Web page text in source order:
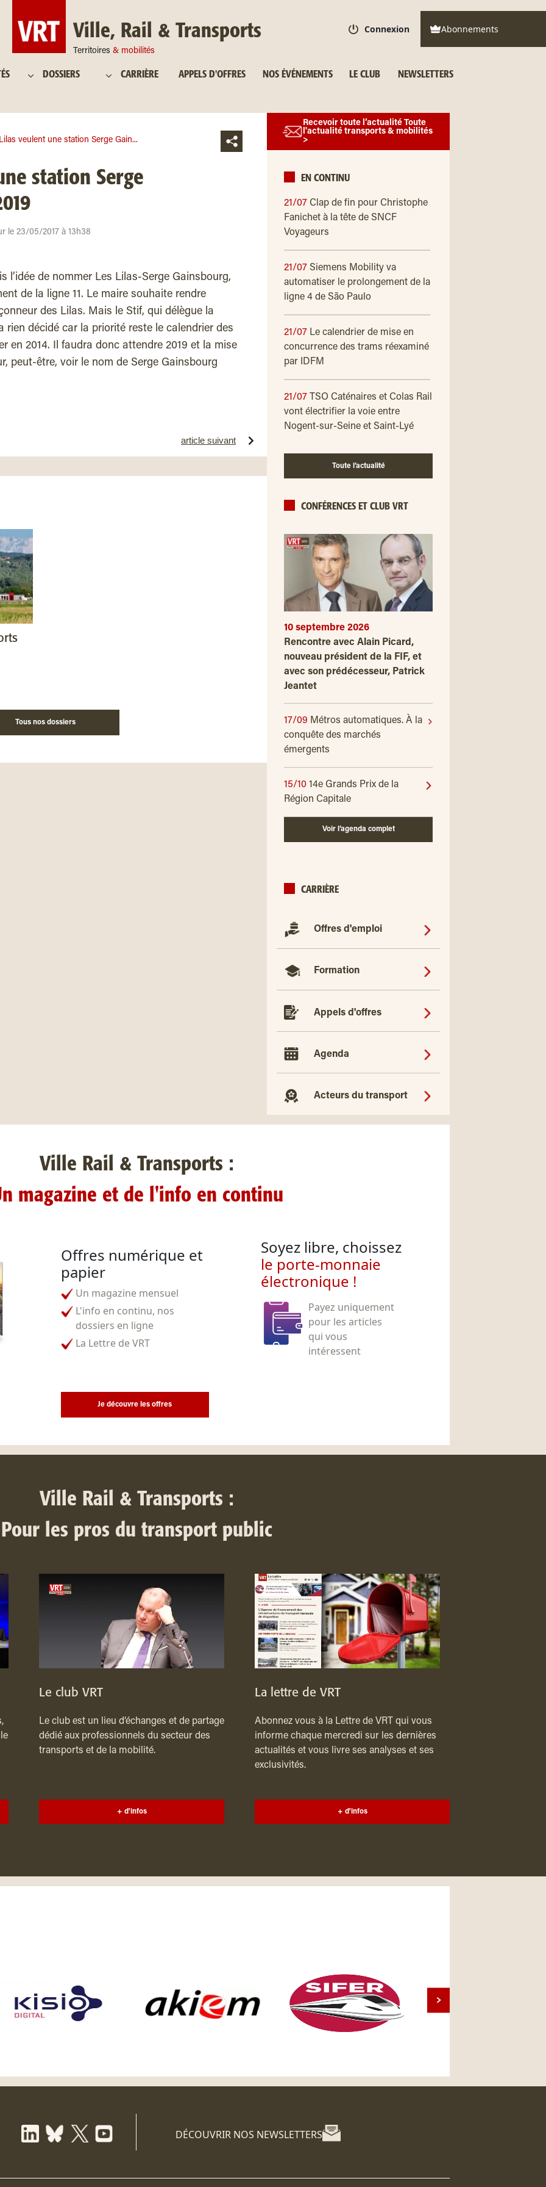
Ville, Rail & Transports
Territoires & mobilités
Connexion Abonnements
DOSSIERS CARRIÈRE APPELS D'OFFRES NOS ÉVÉNEMENTS LE CLUB NEWSLETTERS
veulent une station Serge Gain...
station Serge
le 23/05/2017 à 13h38
l’idée de nommer Les Lilas-Serge Gainsbourg,
de la ligne 11. Le maire souhaite rendre
des Lilas. Mais le Stif, qui délègue la
rien décidé car la priorité reste le calendrier des
en 2014. Il faudra donc attendre 2019 et la mise
peut-être, voir le nom de Serge Gainsbourg
article suivant
Tous nos dossiers
Recevoir toute l’actualité Toute
l'actualité transports & mobilités
>
EN CONTINU
21/07 Clap de fin pour Christophe
Fanichet à la tête de SNCF
Voyageurs
21/07 Siemens Mobility va
automatiser le prolongement de la
ligne 4 de São Paulo
21/07 Le calendrier de mise en
concurrence des trams réexaminé
par IDFM
21/07
TSO Caténaires et Colas Rail
vont électrifier la voie entre
Nogent-sur-Seine et Saint-Lyé
Toute l’actualité
CONFÉRENCES ET CLUB VRT
10 septembre 2026
Rencontre avec Alain Picard,
nouveau président de la FIF, et
avec son prédécesseur, Patrick
Jeantet
17/09 Métros automatiques. À la
conquête des marchés
émergents
15/10 14e Grands Prix de la
Région Capitale
Voir l’agenda complet
CARRIÈRE
Offres d'emploi
Formation
Appels d'offres
Agenda
Acteurs du transport
Ville Rail & Transports :
magazine et de l'info en continu
Offres numérique et
papier
Un magazine mensuel
L'info en continu, nos
dossiers en ligne
La Lettre de VRT
Soyez libre, choissez
le porte-monnaie
électronique !
Payez uniquement
pour les articles
qui vous
intéressent
Je découvre les offres
Ville Rail & Transports :
Pour les pros du transport public
Le club VRT
Le club est un lieu d’échanges et de partage
dédié aux professionnels du secteur des
transports et de la mobilité.
+ d'infos
La lettre de VRT
Abonnez vous à la Lettre de VRT qui vous
informe chaque mercredi sur les dernières
actualités et vous livre ses analyses et ses
exclusivités.
+ d'infos
DÉCOUVRIR NOS NEWSLETTERS